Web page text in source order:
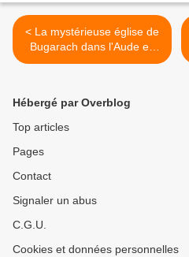
< La mystérieuse église de
Bugarach dans l'Aude en
France
Hébergé par Overblog
Top articles
Pages
Contact
Signaler un abus
C.G.U.
Cookies et données personnelles